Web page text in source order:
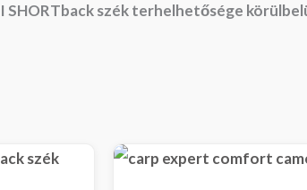
szék terhelhetősége